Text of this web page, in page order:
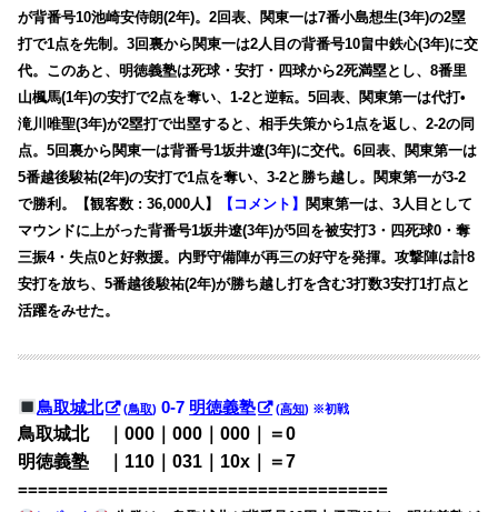
が背番号10池崎安侍朗(2年)。2回表、関東一は7番小島想生(3年)の2塁
打で1点を先制。3回裏から関東一は2人目の背番号10畠中鉄心(3年)に交
代。このあと、明徳義塾は死球・安打・四球から2死満塁とし、8番里
山楓馬(1年)の安打で2点を奪い、1-2と逆転。5回表、関東第一は代打•
滝川唯聖(3年)が2塁打で出塁すると、相手失策から1点を返し、2-2の同
点。5回裏から関東一は背番号1坂井遼(3年)に交代。6回表、関東第一は
5番越後駿祐(2年)の安打で1点を奪い、3-2と勝ち越し。関東第一が3-2
で勝利。【観客数 : 36,000人】
【コメント】関東第一は、3人目として
マウンドに上がった背番号1坂井遼(3年)が5回を被安打3・四死球0・奪
三振4・失点0と好救援。内野守備陣が再三の好守を発揮。攻撃陣は計8
安打を放ち、5番越後駿祐(2年)が勝ち越し打を含む3打数3安打1打点と
活躍をみせた。
鳥取城北 (鳥取) 0-7 明徳義塾 (高知) ※初戦
鳥取城北 ｜000｜000｜000｜＝0
明徳義塾 ｜110｜031｜10x｜＝7
=====================================